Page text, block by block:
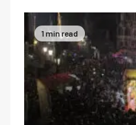
1 min read